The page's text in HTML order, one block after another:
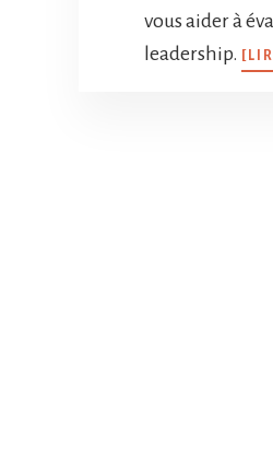
vous aider à
leadership.